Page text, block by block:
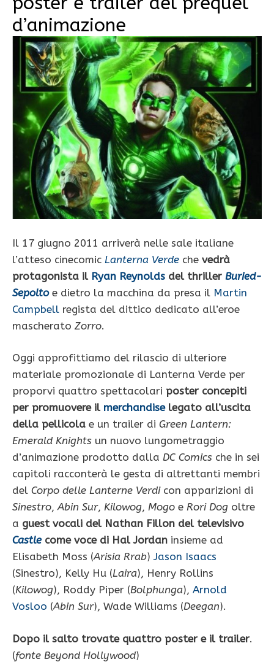
d’animazione
Il 17 giugno 2011 arriverà nelle sale italiane
l’atteso cinecomic Lanterna Verde che vedrà
protagonista il Ryan Reynolds del thriller Buried-
Sepoltoe dietro la macchina da presa il Martin
Campbell regista del dittico dedicato all’eroe
mascherato Zorro.
Oggi approfittiamo del rilascio di ulteriore
materiale promozionale di Lanterna Verde per
proporvi quattro spettacolari poster concepiti
per promuovere il merchandiselegato all’uscita
della pellicola e un trailer di Green Lantern:
Emerald Knights un nuovo lungometraggio
d’animazione prodotto dalla DC Comics che in sei
capitoli racconterà le gesta di altrettanti membri
del Corpo delle Lanterne Verdi con apparizioni di
Sinestro,Abin Sur, Kilowog, Mogo e Rori Dog oltre
a guest vocali del Nathan Fillon del televisivo
Castlecome voce di Hal Jordan insieme ad
Elisabeth Moss (Arisia Rrab) Jason Isaacs
(Sinestro), Kelly Hu (Laira), Henry Rollins
(Kilowog), Roddy Piper (Bolphunga), Arnold
Vosloo (Abin Sur), Wade Williams (Deegan).
Dopo il salto trovate quattro poster e il trailer.
(fonte Beyond Hollywood)